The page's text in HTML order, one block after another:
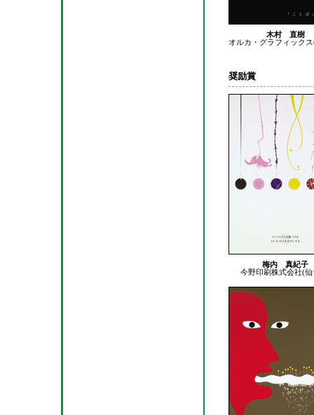
木村 直樹
オルカ・グラフィック
奨励賞
梅内 真紀子
今野印刷株式会社(仙